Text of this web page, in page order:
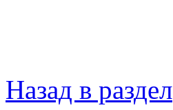
Назад в раздел